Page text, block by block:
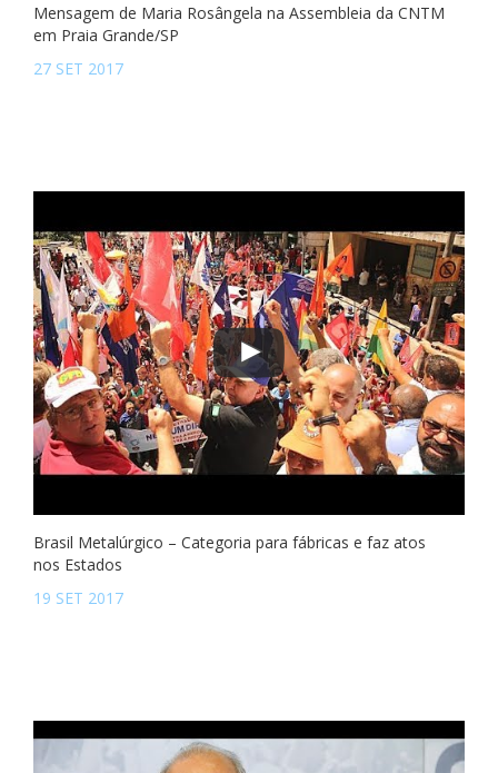
Mensagem de Maria Rosângela na Assembleia da CNTM
em Praia Grande/SP
27 SET 2017
Brasil Metalúrgico – Categoria para fábricas e faz atos
nos Estados
19 SET 2017